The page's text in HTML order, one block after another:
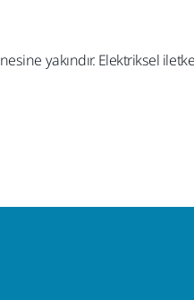
yakındır. Elektriksel